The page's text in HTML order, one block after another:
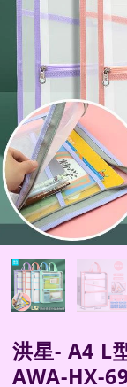
洪星- A4 L
AWA-HX-